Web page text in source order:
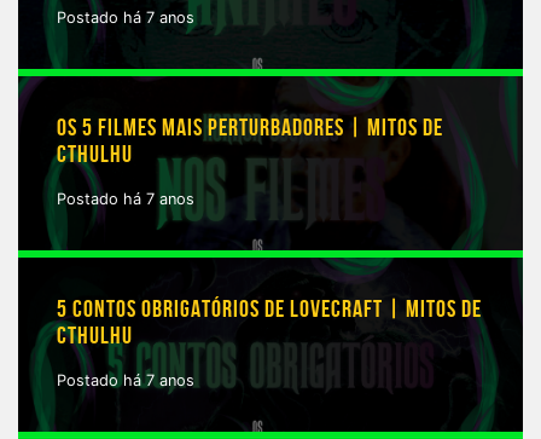
Postado há 7 anos
OS 5 FILMES MAIS PERTURBADORES | MITOS DE
CTHULHU
Postado há 7 anos
5 CONTOS OBRIGATÓRIOS DE LOVECRAFT | MITOS DE
CTHULHU
Postado há 7 anos